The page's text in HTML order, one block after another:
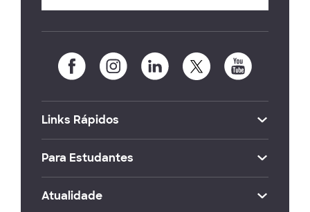
Links Rápidos
Para Estudantes
Atualidade